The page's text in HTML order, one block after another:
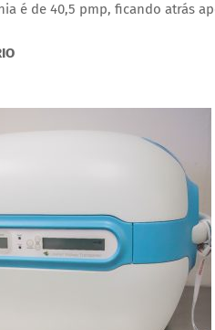
é de 40,5 pmp, ficando atrás